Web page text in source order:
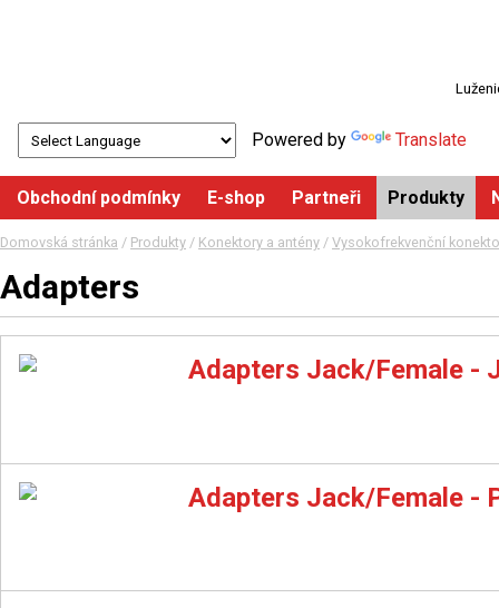
Powered by Translate
Obchodní podmínky E-shop Partneři Produkty
Domovská stránka / Produkty / Konektory a antény / Vysokofrekvenční
Adapters
Adapters Jack/Female -
Adapters Jack/Female -